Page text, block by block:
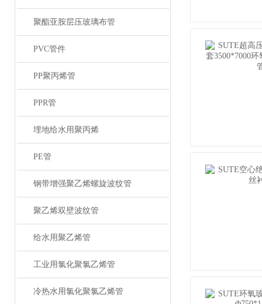
聚酯亚胺层压玻璃布管
PVC管件
PP聚丙烯管
PPR管
埋地给水用聚丙烯
PE管
钢带增强聚乙烯螺旋波纹管
聚乙烯双壁波纹管
给水用聚乙烯管
工业用氯化聚氯乙烯管
冷热水用氯化聚氯乙烯管